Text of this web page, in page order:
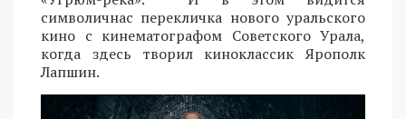
символичнас перекличка нового уральского
кино с кинематографом Советского Урала,
когда здесь творил киноклассик Ярополк
Лапшин.